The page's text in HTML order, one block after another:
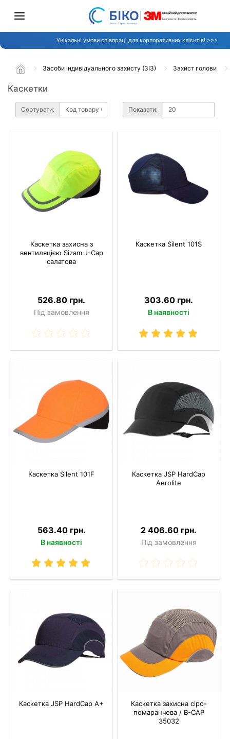
Унікальні умови співпраці для корпоративних клієнтів! >>>
Засоби індивідуального захисту (ЗІЗ) Захист голови
Каскетки
Сортувати: Показати:
Каскетка захисна з
вентиляцією Sizam J-Cap
салатова
526.80 грн.
Під замовлення
Каскетка Silent 101S
303.60 грн.
В наявності
Каскетка Silent 101F
563.40 грн.
В наявності
Каскетка JSP HardCap
Aerolite
2 406.60 грн.
Під замовлення
Каскетка JSP HardCap A+
Каскетка захисна сіро-
помаранчева / В-CAP
35032